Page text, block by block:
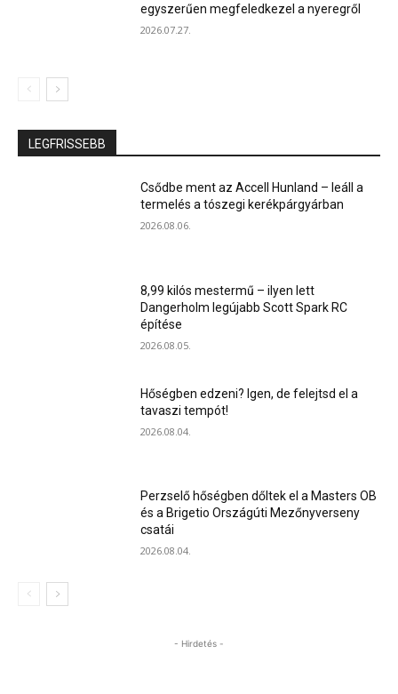
egyszerűen megfeledkezel a nyeregről
2026.07.27.
LEGFRISSEBB
Csődbe ment az Accell Hunland – leáll a
termelés a tószegi kerékpárgyárban
2026.08.06.
8,99 kilós mestermű – ilyen lett
Dangerholm legújabb Scott Spark RC
építése
2026.08.05.
Hőségben edzeni? Igen, de felejtsd el a
tavaszi tempót!
2026.08.04.
Perzselő hőségben dőltek el a Masters OB
és a Brigetio Országúti Mezőnyverseny
csatái
2026.08.04.
- Hirdetés -